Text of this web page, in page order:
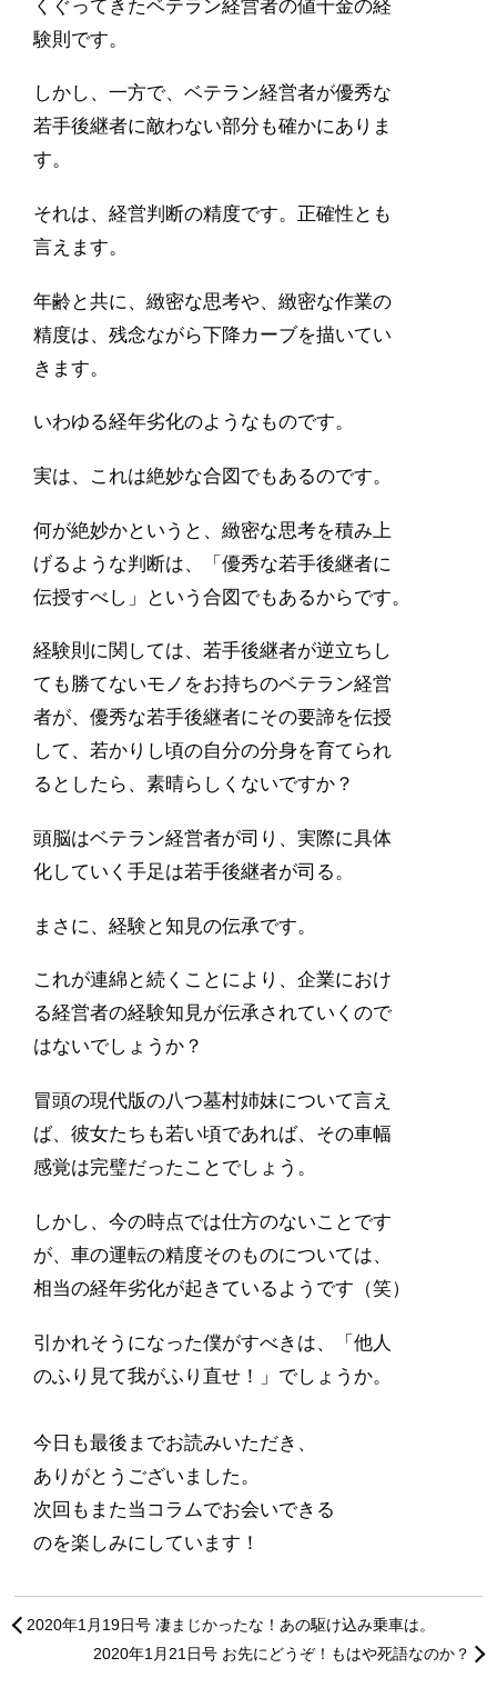
くぐってきたベテラン経営者の値千金の経
験則です。
しかし、一方で、ベテラン経営者が優秀な
若手後継者に敵わない部分も確かにありま
す。
それは、経営判断の精度です。正確性とも
言えます。
年齢と共に、緻密な思考や、緻密な作業の
精度は、残念ながら下降カーブを描いてい
きます。
いわゆる経年劣化のようなものです。
実は、これは絶妙な合図でもあるのです。
何が絶妙かというと、緻密な思考を積み上
げるような判断は、「優秀な若手後継者に
伝授すべし」という合図でもあるからです。
経験則に関しては、若手後継者が逆立ちし
ても勝てないモノをお持ちのベテラン経営
者が、優秀な若手後継者にその要諦を伝授
して、若かりし頃の自分の分身を育てられ
るとしたら、素晴らしくないですか？
頭脳はベテラン経営者が司り、実際に具体
化していく手足は若手後継者が司る。
まさに、経験と知見の伝承です。
これが連綿と続くことにより、企業におけ
る経営者の経験知見が伝承されていくので
はないでしょうか？
冒頭の現代版の八つ墓村姉妹について言え
ば、彼女たちも若い頃であれば、その車幅
感覚は完璧だったことでしょう。
しかし、今の時点では仕方のないことです
が、車の運転の精度そのものについては、
相当の経年劣化が起きているようです（笑）
引かれそうになった僕がすべきは、「他人
のふり見て我がふり直せ！」でしょうか。
今日も最後までお読みいただき、
ありがとうございました。
次回もまた当コラムでお会いできる
のを楽しみにしています！
2020年1月19日号 凄まじかったな！あの駆け込み乗車は。
2020年1月21日号 お先にどうぞ！もはや死語なのか？